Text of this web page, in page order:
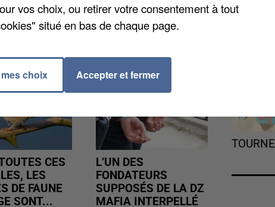
CES
LES
DE FAUNE
SONT...
L’UN DES
FONDATEURS
SUPPOSÉS DE LA DZ
MAFIA INTERPELLÉ
vos choix, ou retirer votre consentement à tout
situé en bas de chaque page.
choix Accepter et fermer